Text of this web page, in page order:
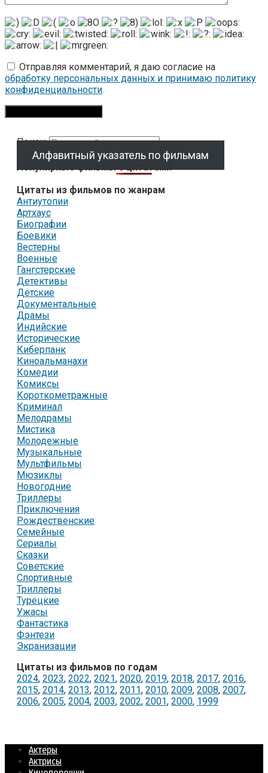
Отправляя комментарий, я даю согласие на
обработку персональных данных и принимаю политику
конфиденциальности.
Поиск:
Алфавитный указатель по фильмам
Популярные фильмы с цитатами
Цитаты из фильмов по жанрам
Антиутопии
Артхаус
Биографии
Боевики
Вестерны
Военные
Гангстерские
Детективы
Детские
Документальные
Драмы
Индийские
Исторические
Киберпанк
Киноальманахи
Комедии
Комиксы
Короткометражные
Криминал
Мелодрамы
Мистика
Молодежные
Музыкальные
Мультфильмы
Мюзиклы
Новогодние
Триллеры
Приключения
Рождественские
Семейные
Сериалы
Сказки
Советские
Спортивные
Триллеры
Турецкие
Ужасы
Фантастика
Фэнтези
Экранизации
Цитаты из фильмов по годам
2024, 2023, 2022, 2021, 2020, 2019, 2018, 2017, 2016,
2015, 2014, 2013, 2012, 2011, 2010, 2009, 2008, 2007,
2006, 2005, 2004, 2003, 2002, 2001, 2000, 1999
Актеры
Актрисы